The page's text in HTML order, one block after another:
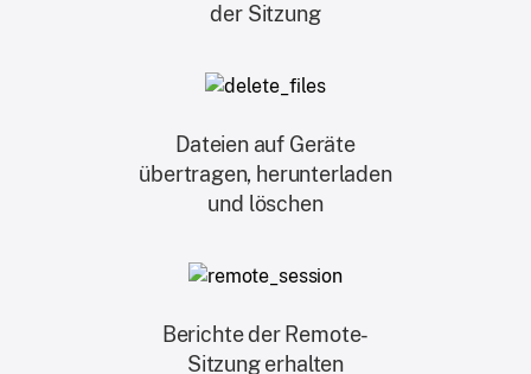
der Sitzung
Dateien auf Geräte
übertragen, herunterladen
und löschen
Berichte der Remote-
Sitzung erhalten